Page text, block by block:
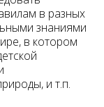
в разных
знаниями
в котором
и т.п.